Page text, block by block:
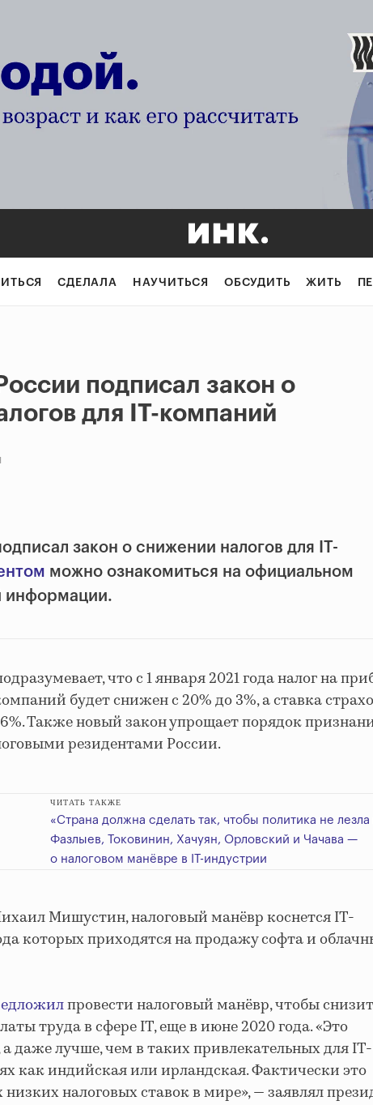
СДЕЛАЛА НАУЧИТЬСЯ ОБСУДИТЬ ЖИТЬ
подписал закон о
для IT-компаний
закон о снижении налогов для IT-
можно ознакомиться на официальном
информации.
что с 1 января 2021 года налог на
будет снижен с 20% до 3%, а ставка
Также новый закон упрощает порядок
резидентами России.
ЧИТАТЬ ТАКЖЕ
«Страна должна сделать так, чтобы политика не лезла
Фазлыев, Токовинин, Хачуян, Орловский и Чачава —
о налоговом манёвре в IT-индустрии
Мишустин,налоговый манёвркоснетсяIT-
которых приходятся на продажу софта и
провести налоговый манёвр, чтобы
труда в сфере IT, еще в июне 2020 года.«Это
даже лучше, чем в таких привлекательных для IT-
как индийская или ирландская. Фактически это
налоговых ставок в мире», — заявлял